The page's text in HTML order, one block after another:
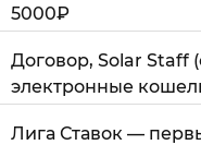
5000₽
Договор, Solar Staff
электронные
Лига Ставок —